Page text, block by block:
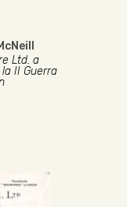
Ltd. a
II Guerra